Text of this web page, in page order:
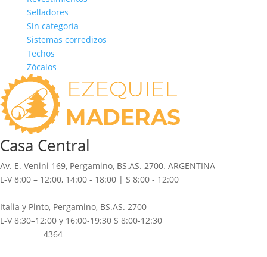
Selladores
Sin categoría
Sistemas corredizos
Techos
Zócalos
Casa Central
Av. E. Venini 169, Pergamino, BS.AS. 2700. ARGENTINA
L-V 8:00 – 12:00, 14:00 - 18:00 | S 8:00 - 12:00
Italia y Pinto, Pergamino, BS.AS. 2700
L-V 8:30–12:00 y 16:00-19:30 S 8:00-12:30
4364